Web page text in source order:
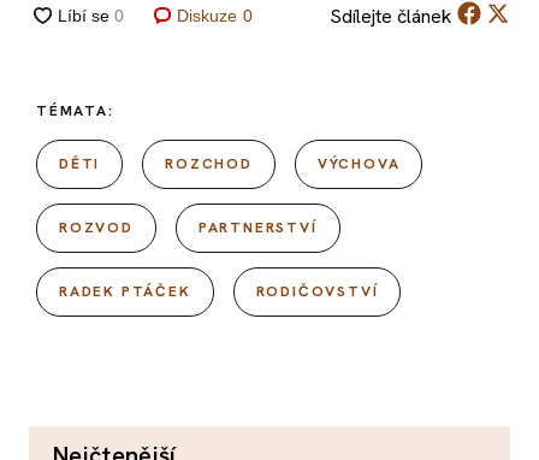
Diskuze 0 Sdílejte článek
TÉMATA:
DĚTI ROZCHOD VÝCHOVA
ROZVOD PARTNERSTVÍ
RADEK PTÁČEK RODIČOVSTVÍ